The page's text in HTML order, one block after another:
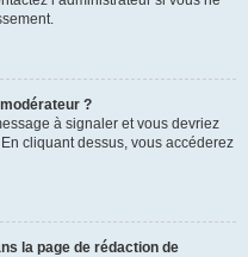
?
à signaler et vous devriez
cliquant dessus, vous accéderez
la page de rédaction de